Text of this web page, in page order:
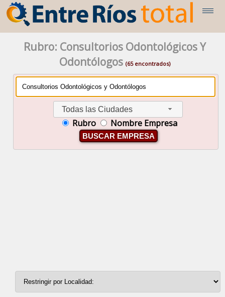
Rubro: Consultorios Odontológicos Y
Odontólogos (65 encontrados)
Todas las Ciudades
Rubro Nombre Empresa
BUSCAR EMPRESA